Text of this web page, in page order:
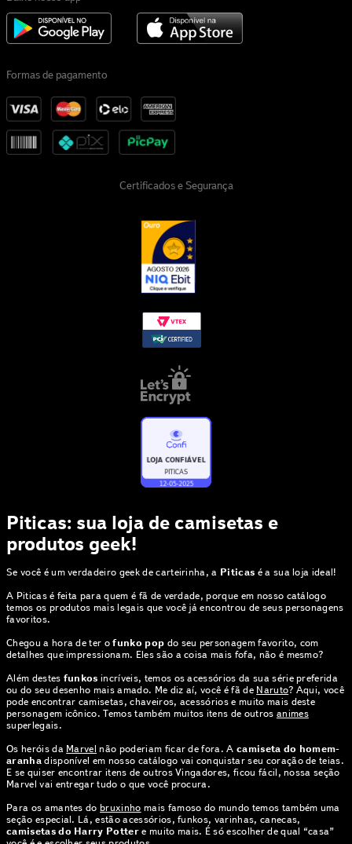
Formas de pagamento
Certificados e Segurança
Piticas: sua loja de camisetas e
produtos geek!
Se você é um verdadeiro geek de carteirinha, a Piticas é a sua loja ideal!
A Piticas é feita para quem é fã de verdade, porque em nosso catálogo
temos os produtos mais legais que você já encontrou de seus personagens
favoritos.
Chegou a hora de ter ofunko pop do seu personagem favorito, com
detalhes que impressionam. Eles são a coisa mais fofa, não é mesmo?
Além destes funkos incríveis, temos os acessórios da sua série preferida
ou do seu desenho mais amado. Me diz aí, você é fã de Naruto? Aqui, você
pode encontrar camisetas, chaveiros, acessórios e muito mais deste
personagem icônico. Temos também muitos itens de outros animes
superlegais.
Os heróis da Marvel não poderiam ficar de fora. Acamiseta do homem-
aranhadisponível em nosso catálogo vai conquistar seu coração de teias.
E se quiser encontrar itens de outros Vingadores, ficou fácil, nossa seção
Marvel vai entregar tudo o que você procura.
Para os amantes dobruxinho mais famoso do mundo temos também uma
seção especial. Lá, estão acessórios, funkos, varinhas, canecas,
camisetas do Harry Potter e muito mais. É só escolher de qual “casa”